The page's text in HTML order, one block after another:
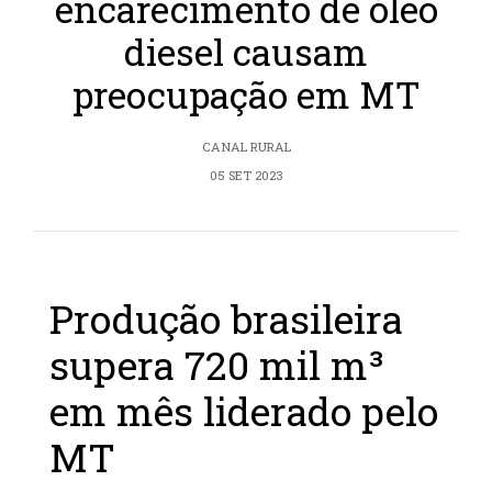
diesel causam
preocupação em MT
CANAL RURAL
05 SET 2023
Produção brasileira
supera 720 mil m³
em mês liderado pelo
MT